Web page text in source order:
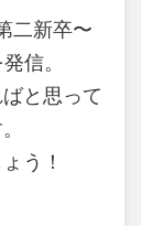
二新卒〜
信。
と思って
う！